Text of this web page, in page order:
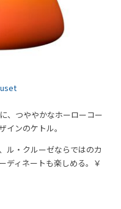
、つややかなホーローコー
インのケトル。
ル・クルーゼならではのカ
ディネートも楽しめる。￥